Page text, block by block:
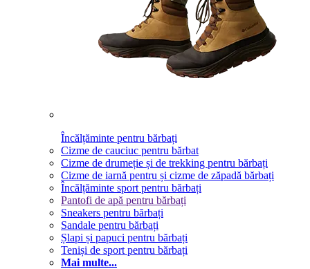
Încălțăminte pentru bărbați
Cizme de cauciuc pentru bărbat
Cizme de drumeție și de trekking pentru bărbați
Cizme de iarnă pentru și cizme de zăpadă bărbați
Încălțăminte sport pentru bărbați
Pantofi de apă pentru bărbați
Sneakers pentru bărbați
Sandale pentru bărbați
Șlapi și papuci pentru bărbați
Teniși de sport pentru bărbați
Mai multe...